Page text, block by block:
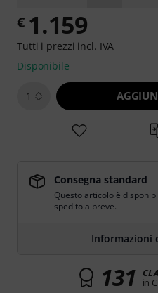
€ 1.159
Tutti i prezzi incl. IVA
Disponibile
1
Consegna standard
Questo articolo è
spedito a breve.
Informazioni
131 in